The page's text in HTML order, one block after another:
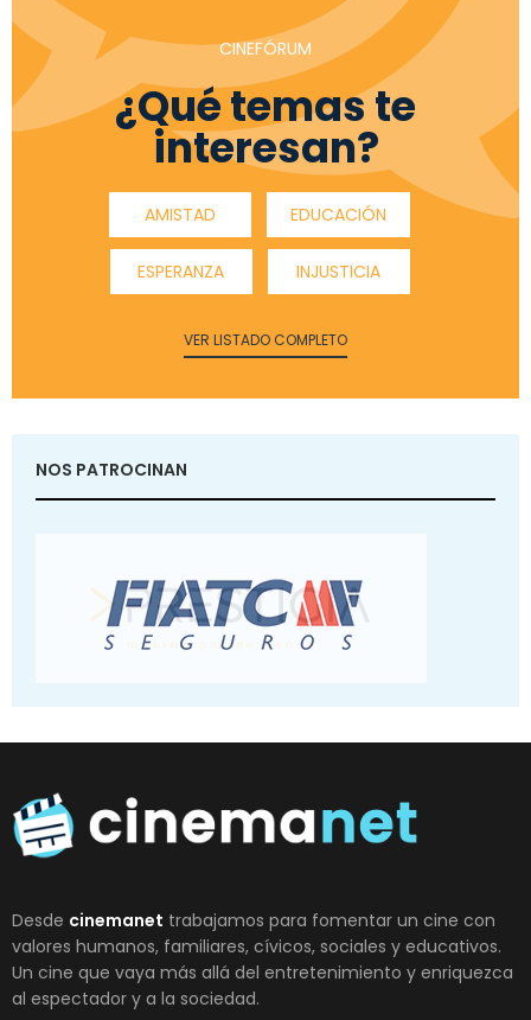
CINEFÓRUM
¿Qué temas te
interesan?
AMISTAD EDUCACIÓN
ESPERANZA INJUSTICIA
VER LISTADO COMPLETO
NOS PATROCINAN
Desde cinemanet trabajamos para fomentar un cine con
valores humanos, familiares, cívicos, sociales y educativos.
Un cine que vaya más allá del entretenimiento y enriquezca
al espectador y a la sociedad.